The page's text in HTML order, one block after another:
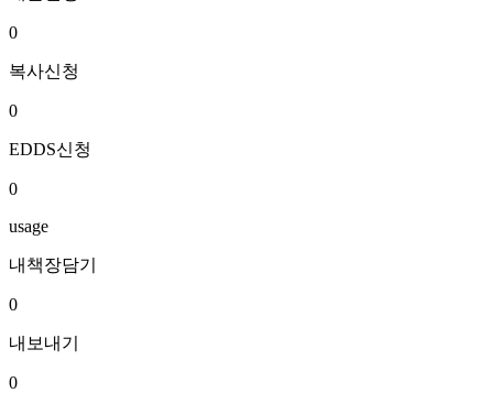
0
복사신청
0
EDDS신청
0
usage
내책장담기
0
내보내기
0